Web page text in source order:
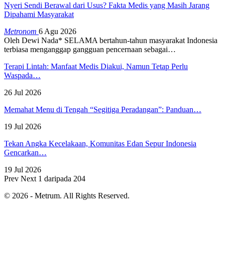
Nyeri Sendi Berawal dari Usus? Fakta Medis yang Masih Jarang
Dipahami Masyarakat
Metronom 6 Agu 2026
Oleh Dewi Nada* SELAMA bertahun-tahun masyarakat Indonesia
terbiasa menganggap gangguan pencernaan sebagai…
Terapi Lintah: Manfaat Medis Diakui, Namun Tetap Perlu
Waspada…
26 Jul 2026
Memahat Menu di Tengah “Segitiga Peradangan”: Panduan…
19 Jul 2026
Tekan Angka Kecelakaan, Komunitas Edan Sepur Indonesia
Gencarkan…
19 Jul 2026
Prev Next 1 daripada 204
© 2026 - Metrum. All Rights Reserved.